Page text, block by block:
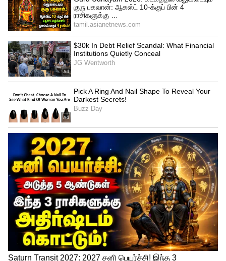
Related Articles
Interesting Facts: காரமா சாப்பிட்டா
மூக்குல தண்ணி வருதா? வியர்த்து